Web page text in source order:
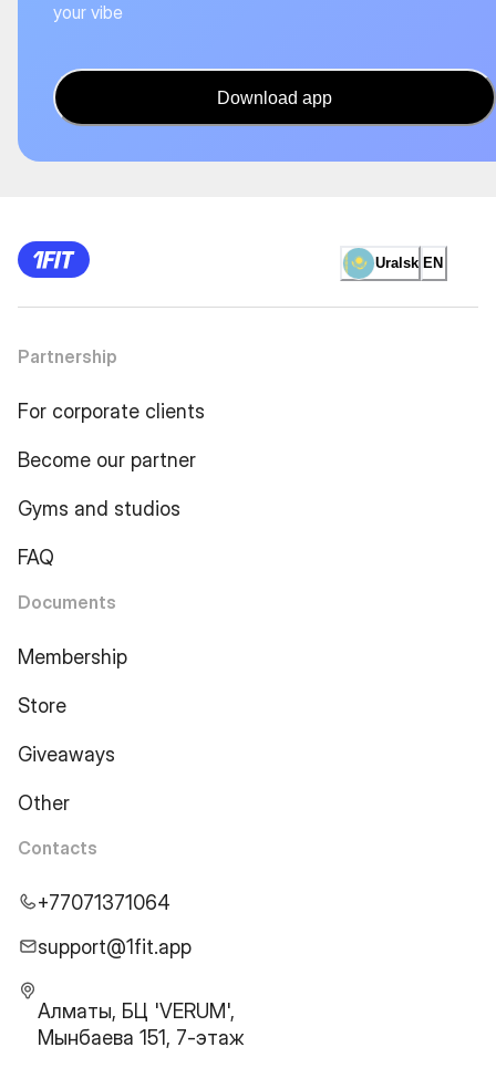
your vibe
Download app
Uralsk EN
Partnership
For corporate clients
Become our partner
Gyms and studios
FAQ
Documents
Membership
Store
Giveaways
Other
Contacts
+77071371064
support@1fit.app
Алматы, БЦ 'VERUM',
Мынбаева 151, 7-этаж